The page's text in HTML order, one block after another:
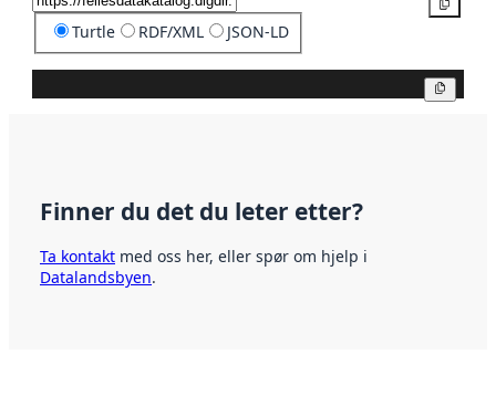
Turtle RDF/XML JSON-LD
Finner du det du leter etter?
Ta kontakt med oss her, eller spør om hjelp i
Datalandsbyen.